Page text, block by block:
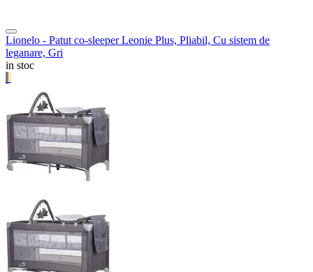
Lionelo - Patut co-sleeper Leonie Plus, Pliabil, Cu sistem de
leganare, Gri
in stoc